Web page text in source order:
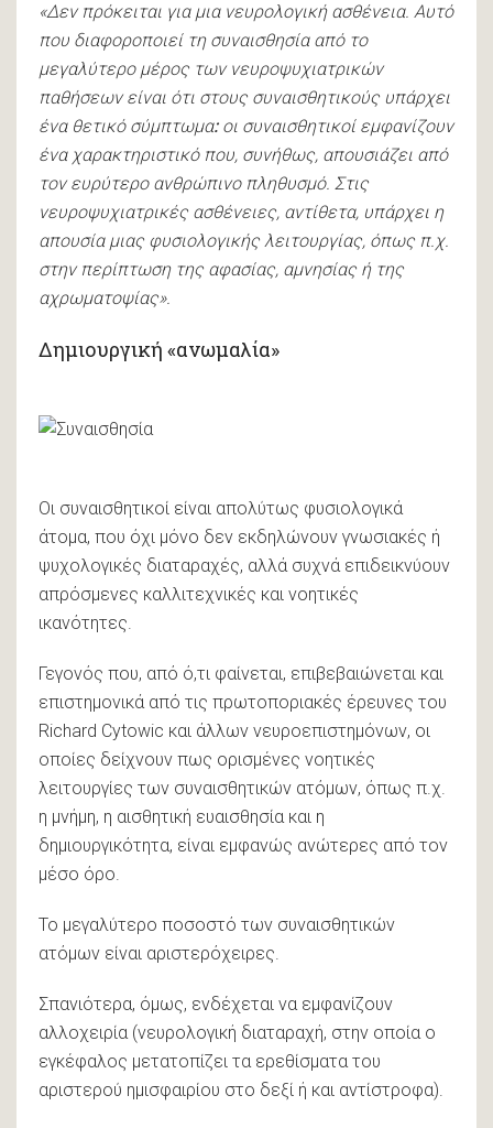
«Δεν πρόκειται για μια νευρολογική ασθένεια. Αυτό
που διαφοροποιεί τη συναισθησία από το
μεγαλύτερο μέρος των νευροψυχιατρικών
παθήσεων είναι ότι στους συναισθητικούς υπάρχει
ένα θετικό σύμπτωμα:οι συναισθητικοί εμφανίζουν
ένα χαρακτηριστικό που, συνήθως, απουσιάζει από
τον ευρύτερο ανθρώπινο πληθυσμό. Στις
νευροψυχιατρικές ασθένειες, αντίθετα, υπάρχει η
απουσία μιας φυσιολογικής λειτουργίας, όπως π.χ.
στην περίπτωση της αφασίας, αμνησίας ή της
αχρωματοψίας».
Δημιουργική «ανωμαλία»
Οι συναισθητικοί είναι απολύτως φυσιολογικά
άτομα, που όχι μόνο δεν εκδηλώνουν γνωσιακές ή
ψυχολογικές διαταραχές, αλλά συχνά επιδεικνύουν
απρόσμενες καλλιτεχνικές και νοητικές
ικανότητες.
Γεγονός που, από ό,τι φαίνεται, επιβεβαιώνεται και
επιστημονικά από τις πρωτοποριακές έρευνες του
Richard Cytowic και άλλων νευροεπιστημόνων, οι
οποίες δείχνουν πως ορισμένες νοητικές
λειτουργίες των συναισθητικών ατόμων, όπως π.χ.
η μνήμη, η αισθητική ευαισθησία και η
δημιουργικότητα, είναι εμφανώς ανώτερες από τον
μέσο όρο.
Το μεγαλύτερο ποσοστό των συναισθητικών
ατόμων είναι αριστερόχειρες.
Σπανιότερα, όμως, ενδέχεται να εμφανίζουν
αλλοχειρία (νευρολογική διαταραχή, στην οποία ο
εγκέφαλος μετατοπίζει τα ερεθίσματα του
αριστερού ημισφαιρίου στο δεξί ή και αντίστροφα).